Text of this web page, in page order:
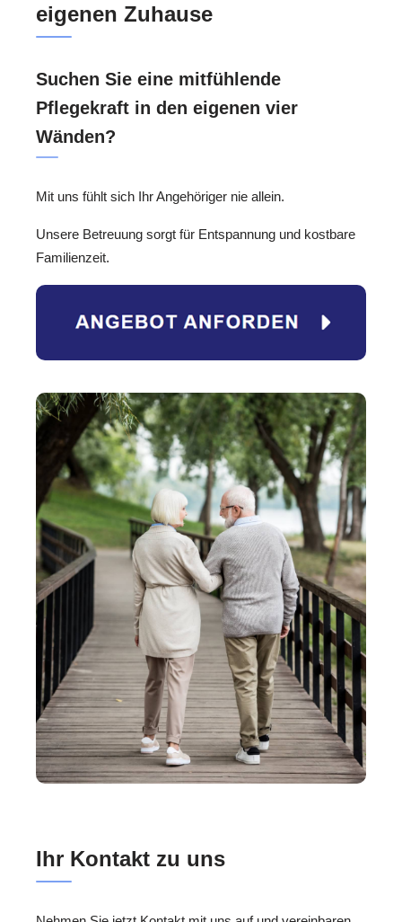
eigenen Zuhause
Suchen Sie eine mitfühlende
Pflegekraft in den eigenen vier
Wänden?
Mit uns fühlt sich Ihr Angehöriger nie allein.
Unsere Betreuung sorgt für Entspannung und kostbare
Familienzeit.
Ihr Kontakt zu uns